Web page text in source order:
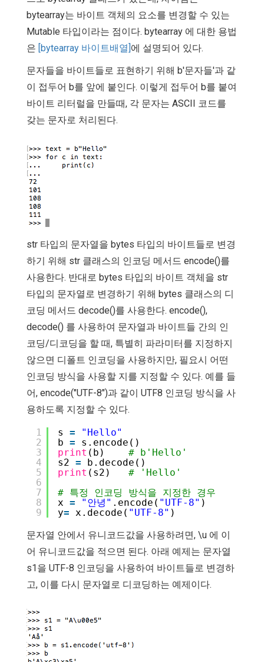
bytearray는 바이트 객체의 요소를 변경할 수 있는
Mutable 타입이라는 점이다. bytearray 에 대한 용법
은 [bytearray 바이트배열] 에 설명되어 있다.
문자들을 바이트들로 표현하기 위해 b'문자들'과 같
이 접두어 b를 앞에 붙인다. 이렇게 접두어 b를 붙여
바이트 리터럴을 만들때, 각 문자는 ASCII 코드를
갖는 문자로 처리된다.
str 타입의 문자열을 bytes 타입의 바이트들로 변경
하기 위해 str 클래스의 인코딩 메서드 encode()를
사용한다. 반대로 bytes 타입의 바이트 객체을 str
타입의 문자열로 변경하기 위해 bytes 클래스의 디
코딩 메서드 decode()를 사용한다. encode(),
decode() 를 사용하여 문자열과 바이트들 간의 인
코딩/디코딩을 할 때, 특별히 파라미터를 지정하지
않으면 디폴트 인코딩을 사용하지만, 필요시 어떤
인코딩 방식을 사용할 지를 지정할 수 있다. 예를 들
어, encode("UTF-8")과 같이 UTF8 인코딩 방식을 사
용하도록 지정할 수 있다.
1
2
3
4
5
6
7
8
9
s =
"Hello"
b =
s.encode()
print (b) # b'Hello'
s2 =
b.decode()
print (s2) # 'Hello'
# 특정 인코딩 방식을 지정한 경우
x = "안녕" .encode( "UTF-8" )
y= x.decode( "UTF-8" )
문자열 안에서 유니코드값을 사용하려면, \u 에 이
어 유니코드값을 적으면 된다. 아래 예제는 문자열
s1을 UTF-8 인코딩을 사용하여 바이트들로 변경하
고, 이를 다시 문자열로 디코딩하는 예제이다.